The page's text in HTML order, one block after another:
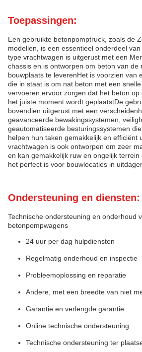
Toepassingen:
Een gebruikte betonpomptruck, zoals de
modellen, is een essentieel onderdeel
type vrachtwagen is uitgerust met een
chassis en is ontworpen om beton van de
bouwplaats te leverenHet is voorzien van
die in staat is om nat beton met een
vervoeren.ervoor zorgen dat het beton op
het juiste moment wordt geplaatstDe
bovendien uitgerust met een
geavanceerde bewakingssystemen,
geautomatiseerde besturingssystemen
helpen hun taken gemakkelijk en efficiënt
vrachtwagen is ook ontworpen om zeer
en kan gemakkelijk ruw en ongelijk
het perfect is voor bouwlocaties in
Ondersteuning en diensten:
Technische ondersteuning en onderhoud
betonpompwagens
24 uur per dag hulpdiensten
Regelmatig onderhoud en inspectie
Probleemoplossing en reparatie
Andere, met een breedte van niet
Garantie en verlengde garantie
Online technische ondersteuning
Technische ondersteuning ter